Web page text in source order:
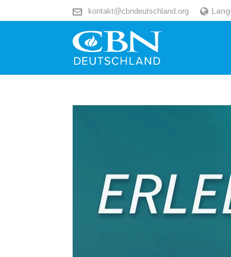
kontakt@cbndeutschland.org